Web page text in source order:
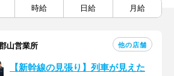
時給 日給 月給
山営業所 他の店舗
【新幹線の見張り】列車が見えた